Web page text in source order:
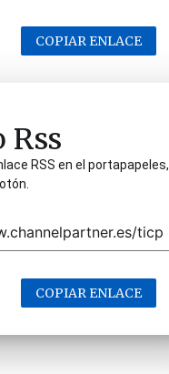
COPIAR ENLACE
Rss
RSS en el portapapeles,
COPIAR ENLACE